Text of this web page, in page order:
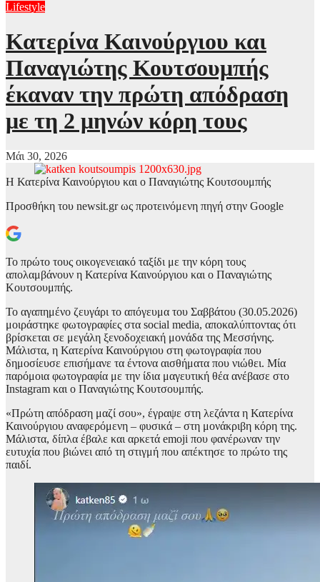
Lifestyle
Κατερίνα Καινούργιου και
Παναγιώτης Κουτσουμπής
έκαναν την πρώτη απόδραση
με τη 2 μηνών κόρη τους
Μάι 30, 2026
Η Κατερίνα Καινούργιου και ο Παναγιώτης Κουτσουμπής
Προσθήκη του newsit.gr ως προτεινόμενη πηγή στην Google
Το πρώτο τους οικογενειακό ταξίδι με την κόρη τους
απολαμβάνουν η Κατερίνα Καινούργιου και ο Παναγιώτης
Κουτσουμπής.
Το αγαπημένο ζευγάρι το απόγευμα του Σαββάτου (30.05.2026)
μοιράστηκε φωτογραφίες στα social media, αποκαλύπτοντας ότι
βρίσκεται σε μεγάλη ξενοδοχειακή μονάδα της Μεσσήνης.
Μάλιστα, η Κατερίνα Καινούργιου στη φωτογραφία που
δημοσίευσε επισήμανε τα έντονα αισθήματα που νιώθει. Μία
παρόμοια φωτογραφία με την ίδια μαγευτική θέα ανέβασε στο
Instagram και ο Παναγιώτης Κουτσουμπής.
«Πρώτη απόδραση μαζί σου», έγραψε στη λεζάντα η Κατερίνα
Καινούργιου αναφερόμενη – φυσικά – στη μονάκριβη κόρη της.
Μάλιστα, δίπλα έβαλε και αρκετά emoji που φανέρωναν την
ευτυχία που βιώνει από τη στιγμή που απέκτησε το πρώτο της
παιδί.